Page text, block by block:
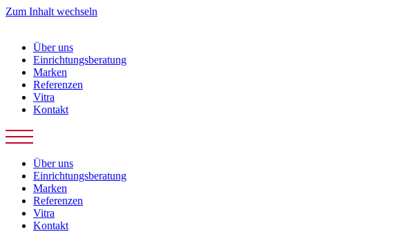
Zum Inhalt wechseln
Über uns
Einrichtungsberatung
Marken
Referenzen
Vitra
Kontakt
Über uns
Einrichtungsberatung
Marken
Referenzen
Vitra
Kontakt